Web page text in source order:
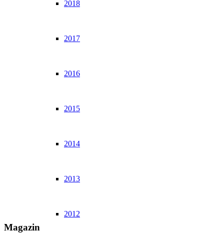
2018
2017
2016
2015
2014
2013
2012
Magazin